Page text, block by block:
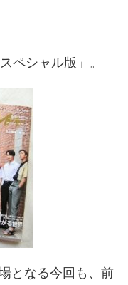
ペシャル版」。
となる今回も、前